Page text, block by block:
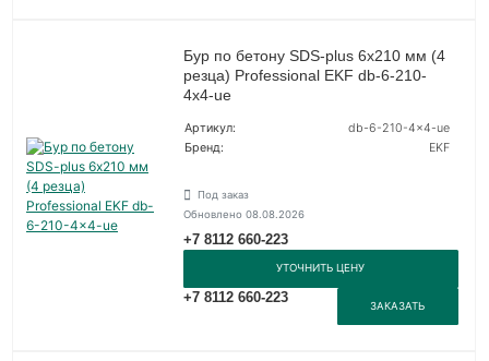
Бур по бетону SDS-plus 6х210 мм (4
резца) Professional EKF db-6-210-
4x4-ue
Артикул:
db-6-210-4x4-ue
Бренд:
EKF
Под заказ
Обновлено 08.08.2026
+7 8112 660-223
УТОЧНИТЬ ЦЕНУ
+7 8112 660-223
ЗАКАЗАТЬ